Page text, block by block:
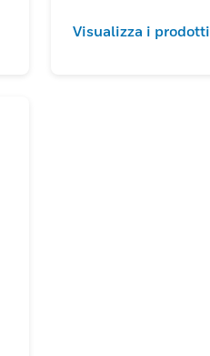
Visualizza i prodotti